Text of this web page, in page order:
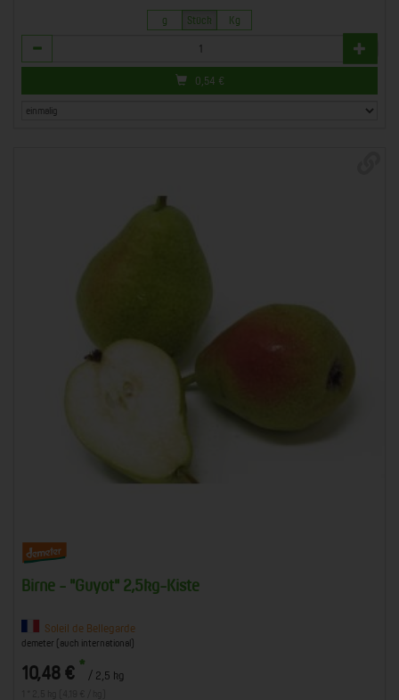
g Stück Kg
Anzahl
0,54 €
Birne - "Guyot" 2,5kg-Kiste
Soleil de Bellegarde
demeter (auch international)
10,48 € * / 2,5 kg